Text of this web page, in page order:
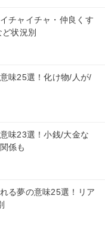
チャイチャ・仲良くす
状況別
味25選！化け物/人が/
味23選！小銭/大金な
係も
る夢の意味25選！リア